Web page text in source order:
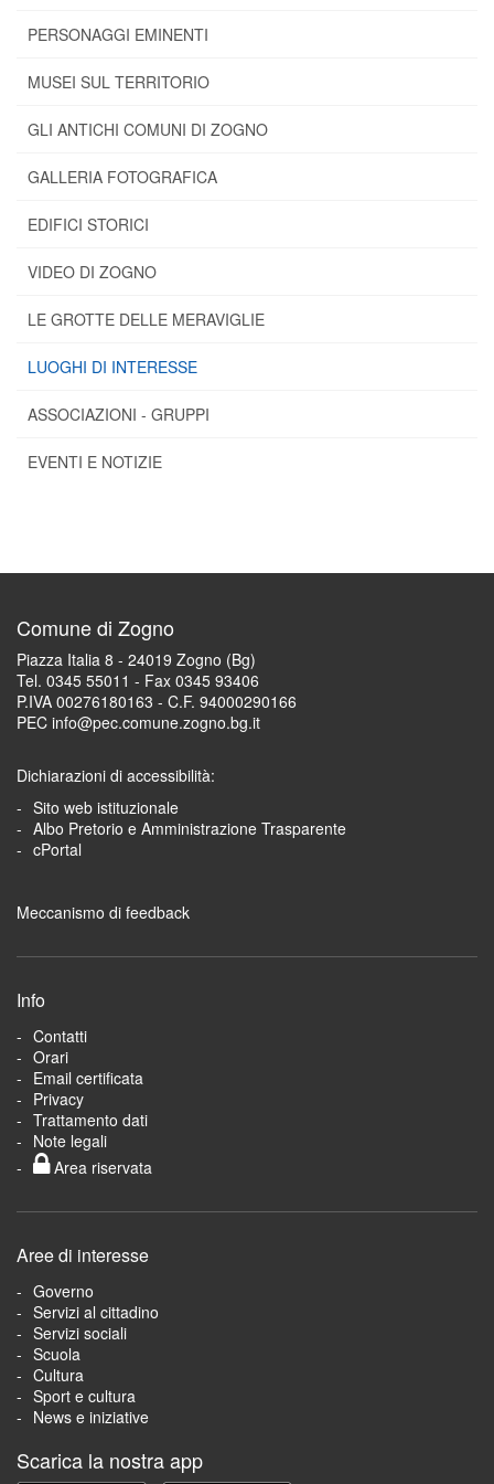
PERSONAGGI EMINENTI
MUSEI SUL TERRITORIO
GLI ANTICHI COMUNI DI ZOGNO
GALLERIA FOTOGRAFICA
EDIFICI STORICI
VIDEO DI ZOGNO
LE GROTTE DELLE MERAVIGLIE
LUOGHI DI INTERESSE
ASSOCIAZIONI - GRUPPI
EVENTI E NOTIZIE
Comune di Zogno
Piazza Italia 8 - 24019 Zogno (Bg)
Tel. 0345 55011 - Fax 0345 93406
P.IVA 00276180163 - C.F. 94000290166
PEC info@pec.comune.zogno.bg.it
Dichiarazioni di accessibilità:
Sito web istituzionale
Albo Pretorio e Amministrazione Trasparente
cPortal
Meccanismo di feedback
Info
Contatti
Orari
Email certificata
Privacy
Trattamento dati
Note legali
Area riservata
Aree di interesse
Governo
Servizi al cittadino
Servizi sociali
Scuola
Cultura
Sport e cultura
News e iniziative
Scarica la nostra app